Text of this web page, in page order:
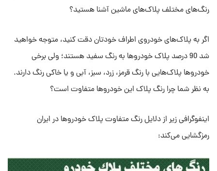
رنگ‌های مختلف پلاک‌های ماشین آشنا هستید؟
اگر به پلاک‌های خودروی اطراف خودتان دقت کنید، متوجه خواهید
شد 90 درصد پلاک خودروها به رنگ سفید هستند؛ ولی برخی
خودروها پلاک‌هایی با رنگ قرمز، زرد، سبز، آبی و یا خاکی رنگ دارند.
به نظر شما چرا رنگ پلاک این خودروها متفاوت است؟
اینفوگرافی زیر از دلایل رنگ متفاوت پلاک خودروها در ایران
رمزگشایی می‌کند: